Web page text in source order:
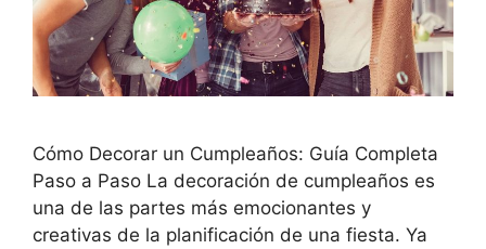
Cómo Decorar un Cumpleaños: Guía Completa
Paso a Paso La decoración de cumpleaños es
una de las partes más emocionantes y
creativas de la planificación de una fiesta. Ya